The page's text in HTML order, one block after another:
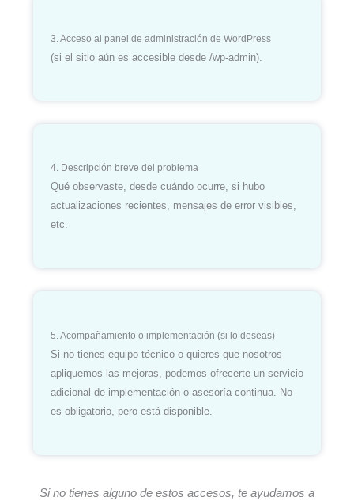
3. Acceso al panel de administración de WordPress
(si el sitio aún es accesible desde /wp-admin).
4. Descripción breve del problema
Qué observaste, desde cuándo ocurre, si hubo
actualizaciones recientes, mensajes de error visibles,
etc.
5. Acompañamiento o implementación (si lo deseas)
Si no tienes equipo técnico o quieres que nosotros
apliquemos las mejoras, podemos ofrecerte un servicio
adicional de implementación o asesoría continua. No
es obligatorio, pero está disponible.
Si no tienes alguno de estos accesos, te ayudamos a